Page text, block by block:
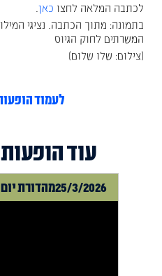
לכתבה המלאה לחצו כאן.
בתמונה: מתוך הכתבה. נציגי
המשרתים לחוק הגיוס
(צילום: שלו שלום)
לעמוד
עוד
25/3/2026מהדורת יום